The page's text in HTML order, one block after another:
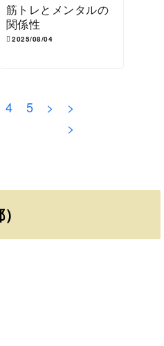
筋トレとメンタルの
関係性
2025/08/04
4 5 >
>
>